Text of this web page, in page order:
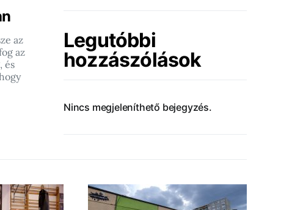
az
az
és
Legutóbbi
hozzászólások
Nincs megjeleníthető bejegyzés.